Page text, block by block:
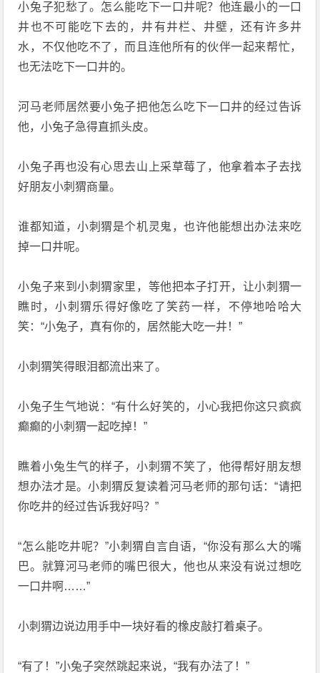
小兔子犯愁了。怎么能吃下一口井呢？他连最小的一口
井也不可能吃下去的，井有井栏、井壁，还有许多井
水，不仅他吃不了，而且连他所有的伙伴一起来帮忙，
也无法吃下一口井的。
河马老师居然要小兔子把他怎么吃下一口井的经过告诉
他，小兔子急得直抓头皮。
小兔子再也没有心思去山上采草莓了，他拿着本子去找
好朋友小刺猬商量。
谁都知道，小刺猬是个机灵鬼，也许他能想出办法来吃
掉一口井呢。
小兔子来到小刺猬家里，等他把本子打开，让小刺猬一
瞧时，小刺猬乐得好像吃了笑药一样，不停地哈哈大
笑：“小兔子，真有你的，居然能大吃一井！”
小刺猬笑得眼泪都流出来了。
小兔子生气地说：“有什么好笑的，小心我把你这只疯疯
癫癫的小刺猬一起吃掉！”
瞧着小兔生气的样子，小刺猬不笑了，他得帮好朋友想
想办法才是。小刺猬反复读着河马老师的那句话：“请把
你吃井的经过告诉我好吗？”
“怎么能吃井呢？”小刺猬自言自语，“你没有那么大的嘴
巴。就算河马老师的嘴巴很大，他也从来没有说过想吃
一口井啊……”
小刺猬边说边用手中一块好看的橡皮敲打着桌子。
“有了！”小兔子突然跳起来说，“我有办法了！”